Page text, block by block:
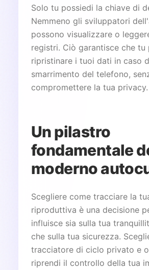
Solo tu possiedi la chiave di
Nemmeno gli sviluppatori
possono visualizzare o
registri. Ciò garantisce che tu
ripristinare i tuoi dati in caso
smarrimento del telefono,
compromettere la tua privacy.
Un pilastro
fondamentale
moderno
Scegliere come tracciare la
riproduttiva è una decisione
influisce sia sulla tua
che sulla tua sicurezza.
tracciatore di ciclo privato e
riprendi il controllo della tua